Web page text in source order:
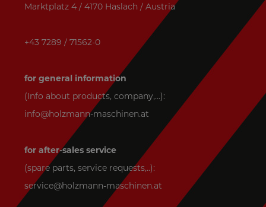
Marktplatz 4 / 4170 Haslach / Austria
+43 7289 / 71562-0
for general information
(Info about products, company,...):
info@holzmann-maschinen.at
for after-sales service
(spare parts, service requests,..):
service@holzmann-maschinen.at